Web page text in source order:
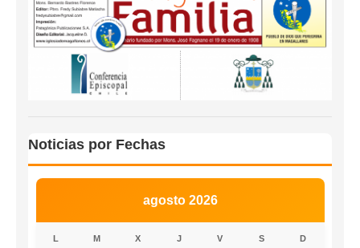
Noticias por Fechas
agosto 2026
L M X J V S D